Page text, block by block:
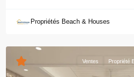
Propriétés Beach & Houses
Ventes Propriété